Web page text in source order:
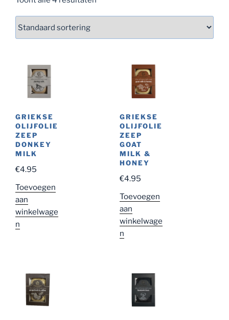
GRIEKSE
OLIJFOLIE
ZEEP
DONKEY
MILK
€4.95
Toevoegen
aan
winkelwage
n
GRIEKSE
OLIJFOLIE
ZEEP
GOAT
MILK &
HONEY
€4.95
Toevoegen
aan
winkelwage
n